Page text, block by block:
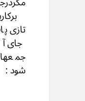
تازی
جای
شود :